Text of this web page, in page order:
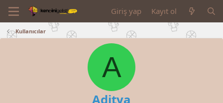
Giriş yap Kayıt ol
Kullanıcılar
A
Aditya